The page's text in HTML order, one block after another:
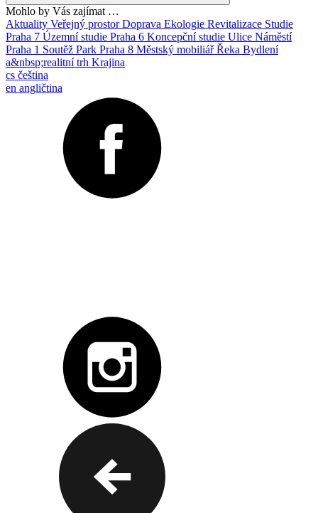
Mohlo by Vás zajímat …
Aktuality Veřejný prostorDoprava Ekologie Revitalizace Studie
Praha 7 Územní studie Praha 6 Koncepční studie Ulice Náměstí
Praha 1 Soutěž Park Praha 8 Městský mobiliářŘeka Bydlení
a&nbsp;realitní trh Krajina
cs čeština
en angličtina